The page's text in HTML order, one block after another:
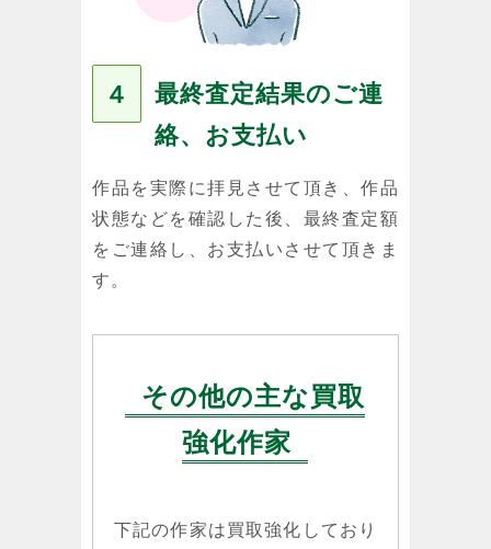
４
最終査定結果のご連
絡、お支払い
作品を実際に拝見させて頂き、作品
状態などを確認した後、最終査定額
をご連絡し、お支払いさせて頂きま
す。
その他の主な買取
強化作家
下記の作家は買取強化しており